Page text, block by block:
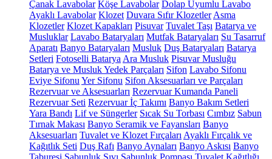
Çanak Lavabolar Köşe Lavabolar Dolap Uyumlu Lavabo
Ayaklı Lavabolar Klozet Duvara Sıfır Klozetler Asma
Klozetler Klozet Kapakları Pisuvar Tuvalet Taşı Batarya ve
Musluklar Lavabo Bataryaları Mutfak Bataryaları Su Tasarruf
Aparatı Banyo Bataryaları Musluk Duş Bataryaları Batarya
Setleri Fotoselli Batarya Ara Musluk Pisuvar Musluğu
Batarya ve Musluk Yedek Parçaları Sifon Lavabo Sifonu
Eviye Sifonu Yer Sifonu Sifon Aksesuarları ve Parçaları
Rezervuar ve Aksesuarları Rezervuar Kumanda Paneli
Rezervuar Seti Rezervuar İç Takımı Banyo Bakım Setleri
Yara Bandı Lif ve Süngerler Sıcak Su Torbası Cımbız Sabun
Tırnak Makası Banyo Seramik ve Fayansları Banyo
Aksesuarları Tuvalet ve Klozet Fırçaları Ayaklı Fırçalık ve
Kağıtlık Seti Duş Rafı Banyo Aynaları Banyo Askısı Banyo
Taburesi Sabunluk Sıvı Sabunluk Pompası Tuvalet Kağıtlığı